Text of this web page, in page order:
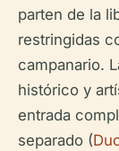
parten de la
restringidas
campanario.
histórico y
entrada
separado (